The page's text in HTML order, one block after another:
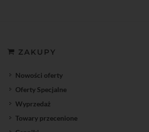
ZAKUPY
Nowości oferty
Oferty Specjalne
Wyprzedaż
Towary przecenione